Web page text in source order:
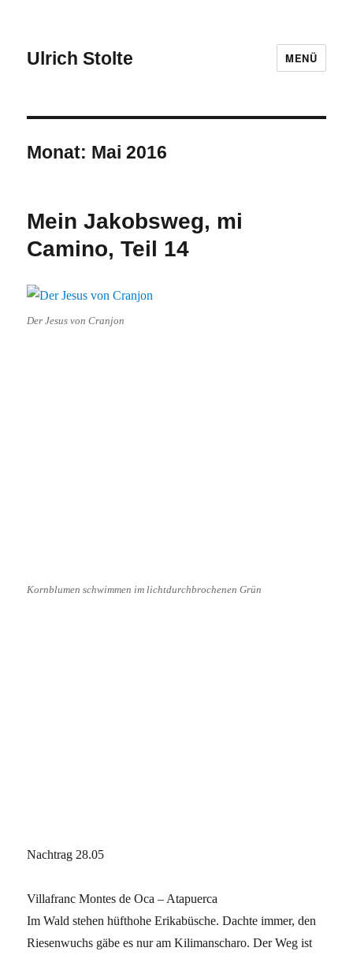
Ulrich Stolte MENÜ
Monat: Mai 2016
Mein Jakobsweg, mi
Camino, Teil 14
Der Jesus von Cranjon
Kornblumen schwimmen im lichtdurchbrochenen Grün
Nachtrag 28.05
Villafranc Montes de Oca – Atapuerca
Im Wald stehen hüfthohe Erikabüsche. Dachte immer, den
Riesenwuchs gäbe es nur am Kilimanscharo. Der Weg ist